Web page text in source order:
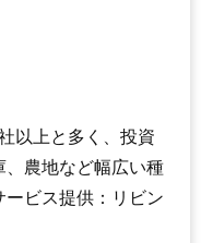
以上と多く、投資
、農地など幅広い種
ビス提供：リビン